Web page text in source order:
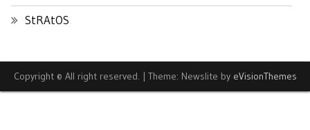
StRAtOS
Copyright © All right reserved. | Theme: Newslite by eVisionThemes